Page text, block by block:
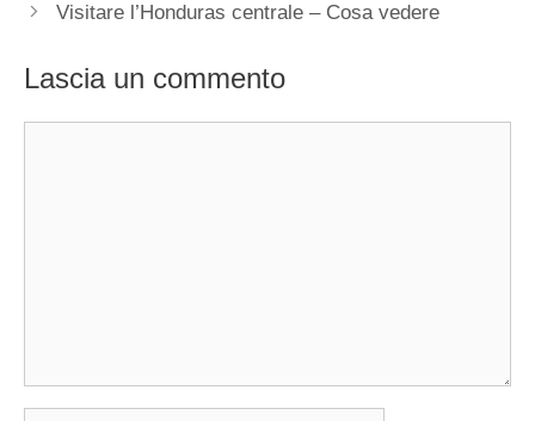
Visitare l’Honduras centrale – Cosa vedere
Lascia un commento